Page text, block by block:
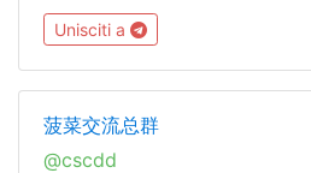
Unisciti a
菠菜交流总群
@cscdd